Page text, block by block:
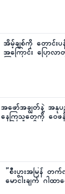
အိမ့်ချစ်ကို တောင်း
အကြောင်း ပြောလ
အဖော်အချွတ်နဲ့ အနုပ
နေကြသူတွေကို ဝေ
”စီးပွားအမြန်
မောငါးချက် ဂါထ